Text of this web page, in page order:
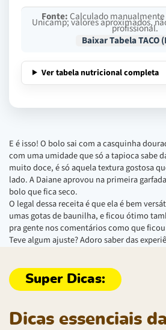
Fonte:Calculado manualmente
Unicamp; valores aproximados,
profissional.
Baixar Tabela TACO
Ver tabela nutricional completa
E é isso! O bolo sai com a casquinha
com uma umidade que só a tapioca sabe
muito doce, é só aquela textura gostosa
lado. A Daiane aprovou na primeira
bolo que fica seco.
O legal dessa receita é que ela é bem
umas gotas de baunilha, e ficou ótimo
pra gente nos comentários como que
Teve algum ajuste? Adoro saber das
Dicas essenciais